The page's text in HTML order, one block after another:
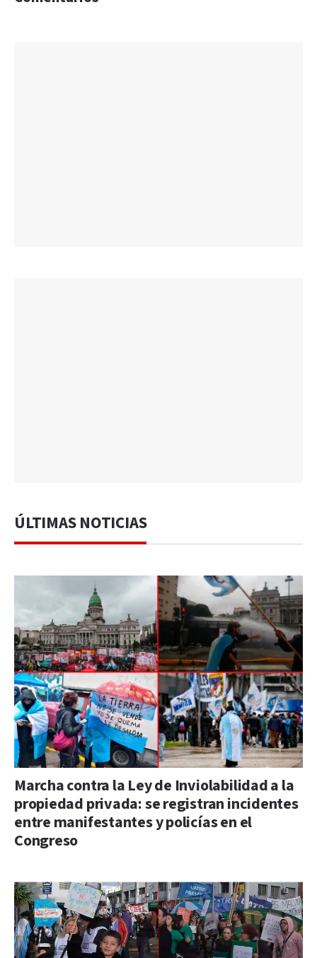
ÚLTIMAS NOTICIAS
Marcha contra la Ley de Inviolabilidad a la
propiedad privada: se registran incidentes
entre manifestantes y policías en el
Congreso